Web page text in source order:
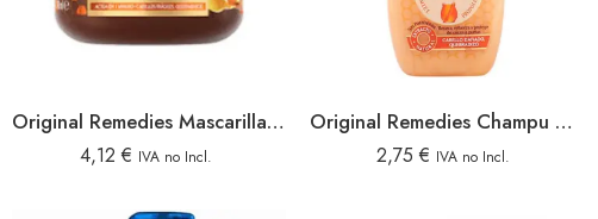
Original Remedies Mascarilla 340ml Tesoros De Miel
4,12 € IVA no Incl.
Original Remedies Champu 250ml Tesoros De Miel
2,75 € IVA no Incl.